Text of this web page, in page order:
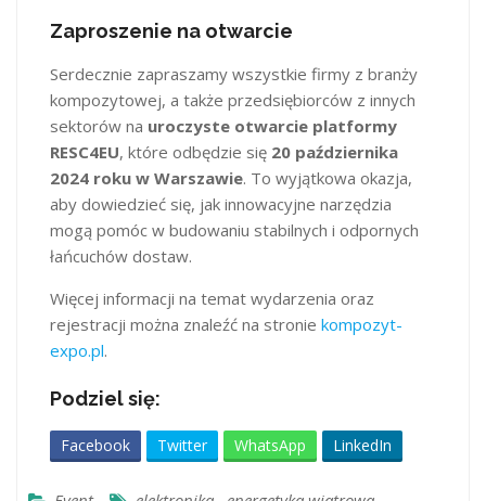
Zaproszenie na otwarcie
Serdecznie zapraszamy wszystkie firmy z branży
kompozytowej, a także przedsiębiorców z innych
sektorów na uroczyste otwarcie platformy
RESC4EU, które odbędzie się 20 października
2024 roku w Warszawie. To wyjątkowa okazja,
aby dowiedzieć się, jak innowacyjne narzędzia
mogą pomóc w budowaniu stabilnych i odpornych
łańcuchów dostaw.
Więcej informacji na temat wydarzenia oraz
rejestracji można znaleźć na stronie kompozyt-
expo.pl.
Podziel się:
Facebook Twitter WhatsApp LinkedIn